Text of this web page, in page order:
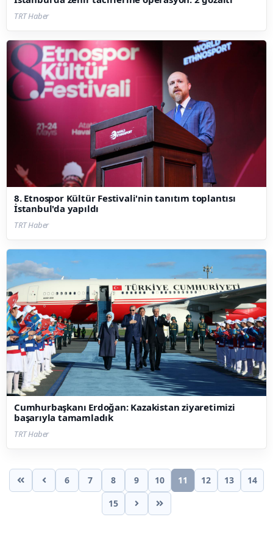
TRT Haber
8. Etnospor Kültür Festivali'nin tanıtım toplantısı
İstanbul'da yapıldı
TRT Haber
Cumhurbaşkanı Erdoğan: Kazakistan ziyaretimizi
başarıyla tamamladık
TRT Haber
6 7 8 9 10 11 12 13
14
15